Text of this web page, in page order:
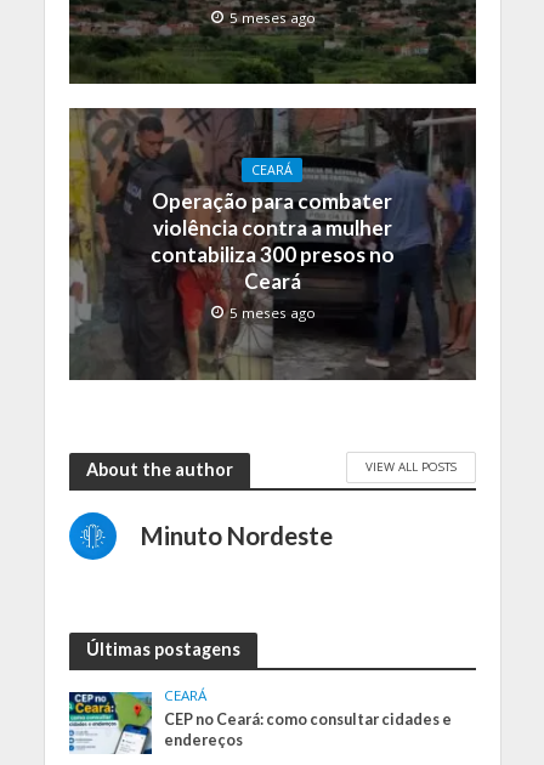
5 meses ago
CEARÁ
Operação para combater
violência contra a mulher
contabiliza 300 presos no
Ceará
5 meses ago
About the author VIEW ALL POSTS
Minuto Nordeste
Últimas postagens
CEARÁ
CEP no Ceará: como consultar cidades e
endereços